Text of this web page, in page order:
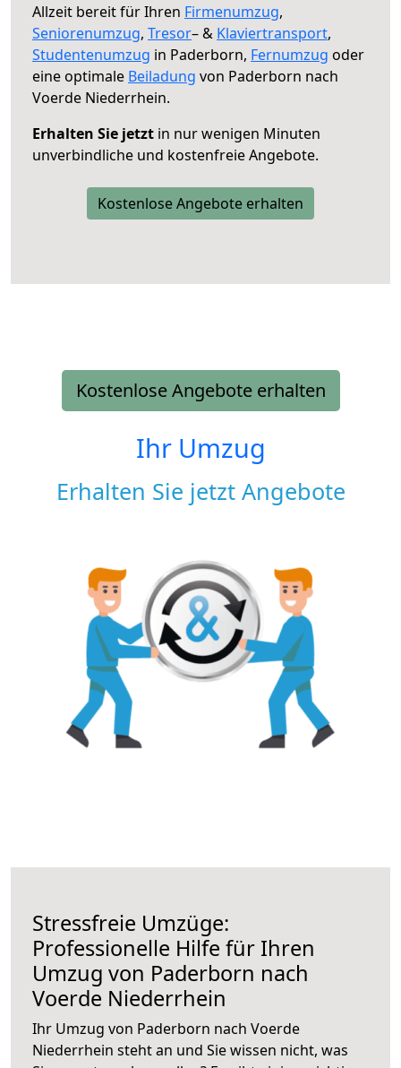
Allzeit bereit für Ihren Firmenumzug,
Seniorenumzug, Tresor– & Klaviertransport,
Studentenumzug in Paderborn, Fernumzug oder
eine optimale Beiladung von Paderborn nach
Voerde Niederrhein.
Erhalten Sie jetzt in nur wenigen Minuten
unverbindliche und kostenfreie Angebote.
Kostenlose Angebote erhalten
Kostenlose Angebote erhalten
Ihr Umzug
Erhalten Sie jetzt Angebote
Stressfreie Umzüge:
Professionelle Hilfe für Ihren
Umzug von Paderborn nach
Voerde Niederrhein
Ihr Umzug von Paderborn nach Voerde
Niederrhein steht an und Sie wissen nicht, was